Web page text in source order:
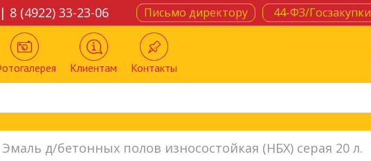
44-ФЗ/Госзакупки
Письмо директору
8 (4922) 33-23-06
Клиентам Контакты
Эмаль д/бетонных полов износостойкая (НБХ) серая 20 л.